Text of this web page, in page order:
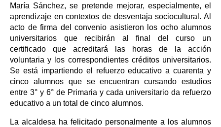
María Sánchez, se pretende mejorar, especialmente, el
aprendizaje en contextos de desventaja sociocultural. Al
acto de firma del convenio asistieron los ocho alumnos
universitarios que recibirán al final del curso un
certificado que acreditará las horas de la acción
voluntaria y los correspondientes créditos universitarios.
Se está impartiendo el refuerzo educativo a cuarenta y
cinco alumnos que se encuentran cursando estudios
entre 3° y 6° de Primaria y cada universitario da refuerzo
educativo a un total de cinco alumnos.
La alcaldesa ha felicitado personalmente a los alumnos